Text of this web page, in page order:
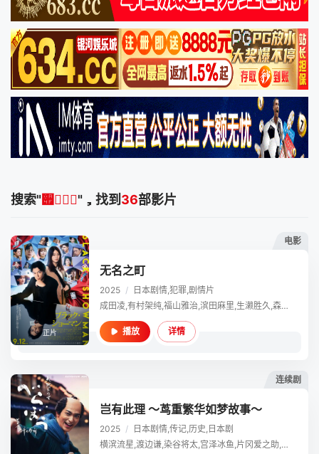
搜索"੏"，找到 36部影片
电影
正片
无名之町
2025 / 日本剧情,犯罪,剧情片
成田凌,有村架纯,福山雅治,滨田麻里,生濑胜久,森崎温,冈崎纱绘,丸山智己,木村昴,森永悠希,仲村亨,伊藤淳史,生田绘梨花,犬饲贵丈
播放 详情
连续剧
岂有此理 ～茑重繁华如梦故事～
2025 / 日本剧情,传记,历史,日本剧
横滨流星,渡边谦,染谷将太,宫泽冰鱼,片冈爱之助,高桥克实,中村苍,正名仆蔵,山路和弘,伊藤淳史,六平直政